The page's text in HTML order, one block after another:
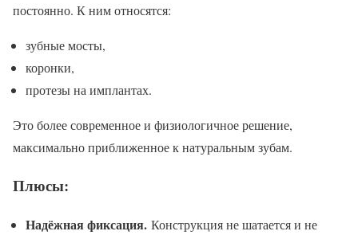
постоянно. К ним относятся:
зубные мосты,
коронки,
протезы на имплантах.
Это более современное и физиологичное решение,
максимально приближенное к натуральным зубам.
Плюсы:
Надёжная фиксация. Конструкция не шатается и не